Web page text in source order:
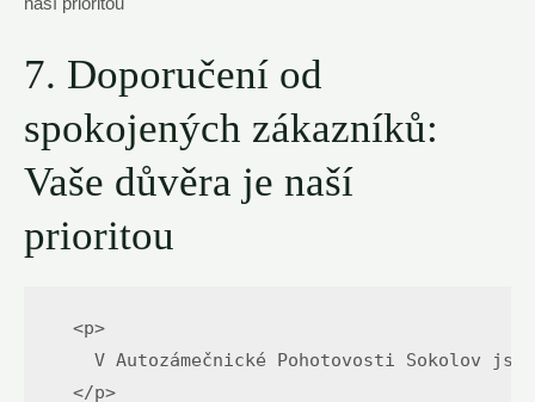
7. Doporučení od
spokojených zákazníků:
Vaše důvěra je naší
prioritou
  <p>
V Autozámečnické Pohotovosti Sokolov
  </p>